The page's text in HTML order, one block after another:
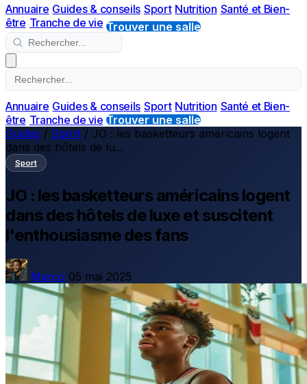
Annuaire Guides & conseils Sport Nutrition Santé et Bien-
être Tranche de vie Trouver une salle
Annuaire Guides & conseils Sport Nutrition Santé et Bien-
être Tranche de vie Trouver une salle
Guides / Sport / JO : les basketteurs américains logent
dans des hôtels de lu...
Sport
JO : les basketteurs américains logent
dans des hôtels de luxe et suscitent
l'enthousiasme des fans
Marco 05 mai 2025